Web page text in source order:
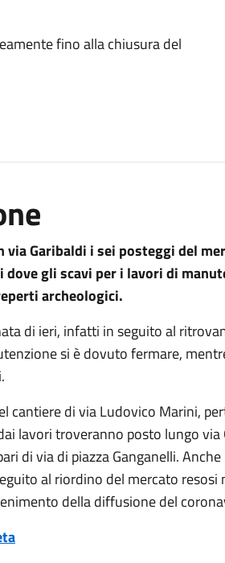
fino alla chiusura del
via Garibaldi i sei posteggi del
dove gli scavi per i lavori di
archeologici.
di ieri, infatti in seguito al
si è dovuto fermare,
cantiere di via Ludovico Marini,
lavori troveranno posto lungo
di via di piazza Ganganelli.
al riordino del mercato resosi
della diffusione del